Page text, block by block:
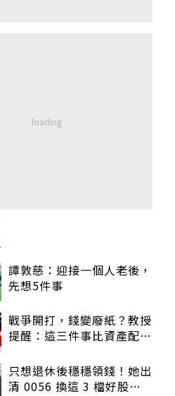
譚敦慈：迎接一個人老後，
先想5件事
戰爭開打，錢變廢紙？教授
提醒：這三件事比資產配置
只想退休後穩穩領錢！她出
清 0056 換這 3 檔好股：